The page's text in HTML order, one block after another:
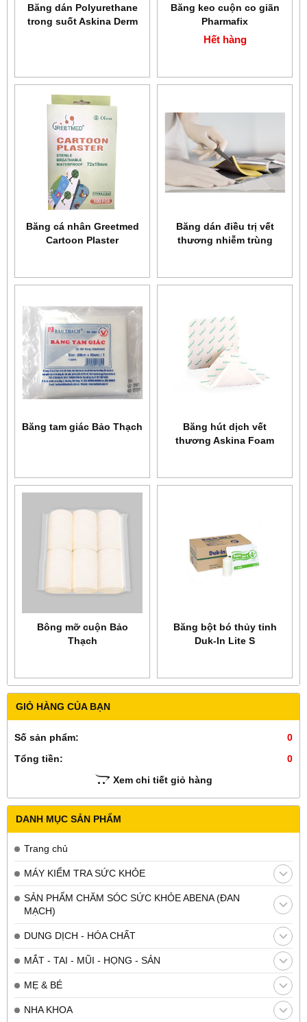
GIỎ HÀNG CỦA BẠN
Số sản phẩm:
0
Tổng tiền:
0
Xem chi tiết giỏ hàng
DANH MỤC SẢN PHẨM
Trang chủ
MÁY KIỂM TRA SỨC KHỎE
SẢN PHẨM CHĂM SÓC SỨC KHỎE ABENA (ĐAN
MẠCH)
DUNG DỊCH - HÓA CHẤT
MẮT - TAI - MŨI - HỌNG - SẢN
MẸ & BÉ
NHA KHOA
Băng dán Polyurethane
trong suốt Askina Derm
Băng keo cuộn co giãn
Pharmafix
Hết hàng
Băng cá nhân Greetmed
Cartoon Plaster
Băng dán điều trị vết
thương nhiễm trùng
Băng tam giác Bảo Thạch
Băng hút dịch vết
thương Askina Foam
Bông mỡ cuộn Bảo
Thạch
Băng bột bó thủy tinh
Duk-In Lite S